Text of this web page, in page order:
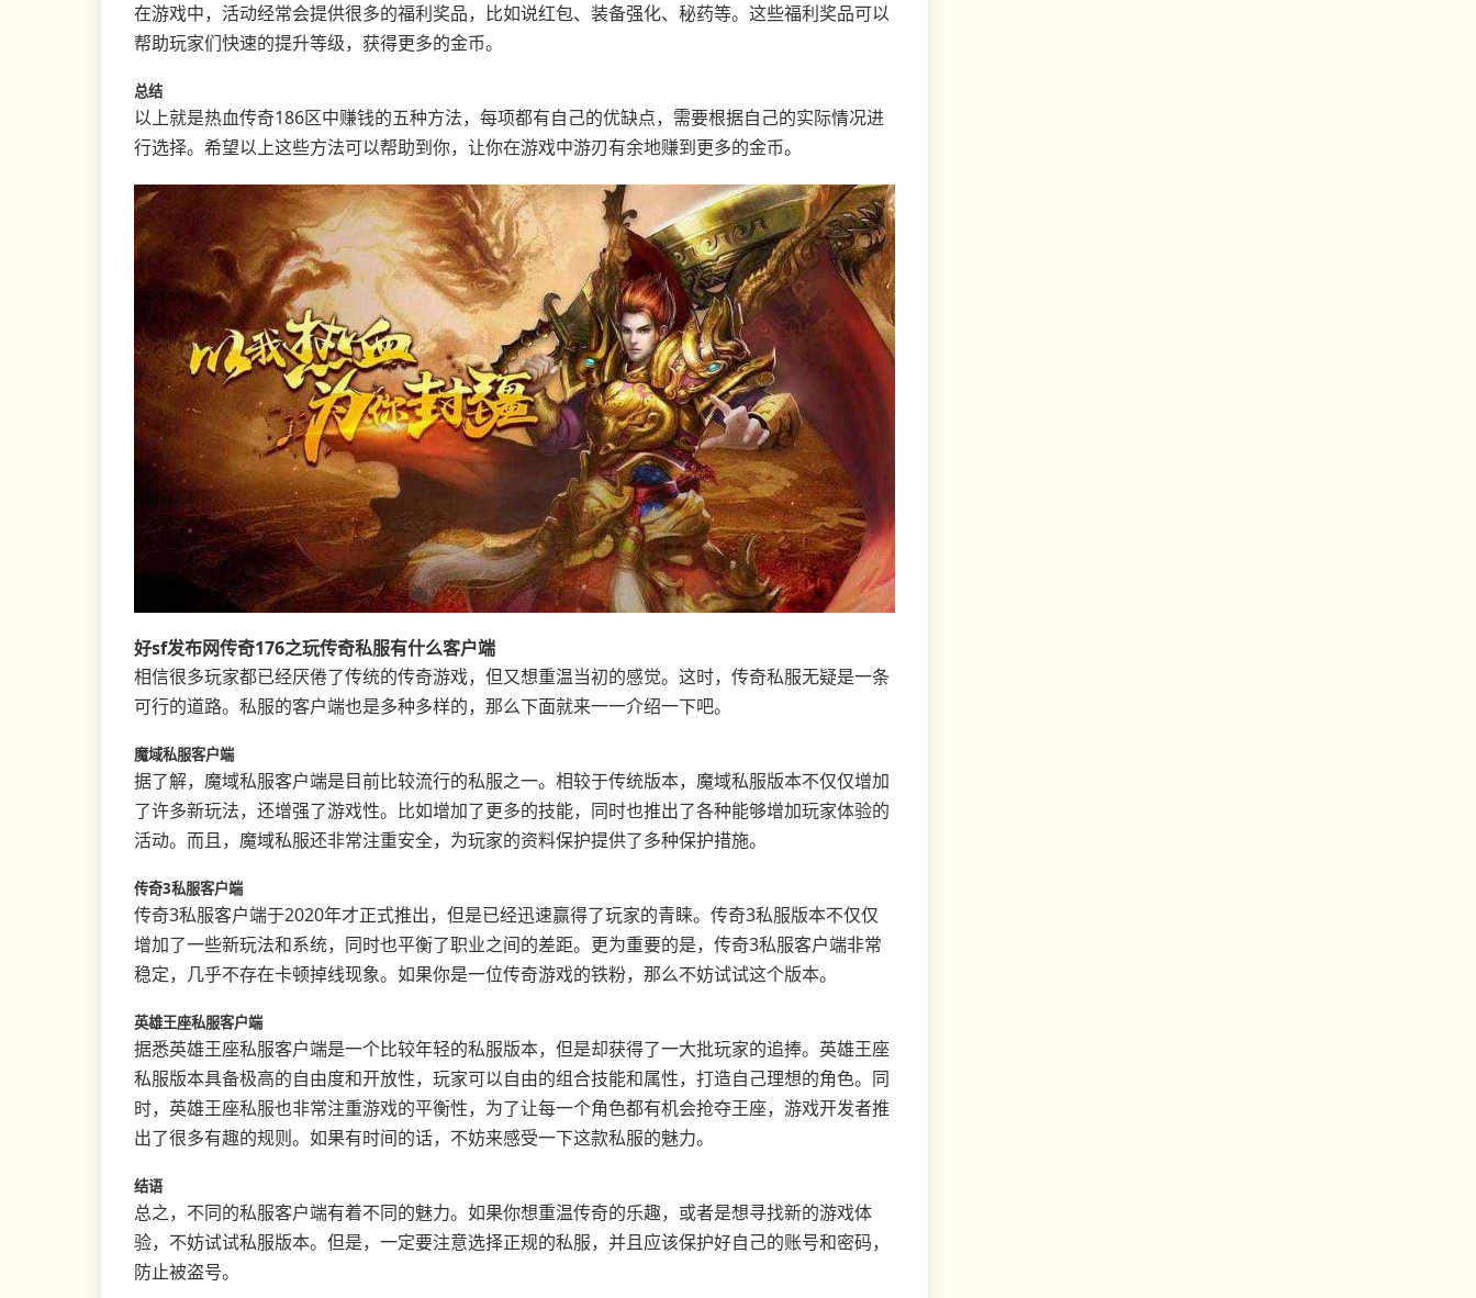
在游戏中，活动经常会提供很多的福利奖品，比如说红包、装备强化、秘药等。这些福利奖品可以
帮助玩家们快速的提升等级，获得更多的金币。
总结
以上就是热血传奇186区中赚钱的五种方法，每项都有自己的优缺点，需要根据自己的实际情况进
行选择。希望以上这些方法可以帮助到你，让你在游戏中游刃有余地赚到更多的金币。
好sf发布网传奇176之玩传奇私服有什么客户端
相信很多玩家都已经厌倦了传统的传奇游戏，但又想重温当初的感觉。这时，传奇私服无疑是一条
可行的道路。私服的客户端也是多种多样的，那么下面就来一一介绍一下吧。
魔域私服客户端
据了解，魔域私服客户端是目前比较流行的私服之一。相较于传统版本，魔域私服版本不仅仅增加
了许多新玩法，还增强了游戏性。比如增加了更多的技能，同时也推出了各种能够增加玩家体验的
活动。而且，魔域私服还非常注重安全，为玩家的资料保护提供了多种保护措施。
传奇3私服客户端
传奇3私服客户端于2020年才正式推出，但是已经迅速赢得了玩家的青睐。传奇3私服版本不仅仅
增加了一些新玩法和系统，同时也平衡了职业之间的差距。更为重要的是，传奇3私服客户端非常
稳定，几乎不存在卡顿掉线现象。如果你是一位传奇游戏的铁粉，那么不妨试试这个版本。
英雄王座私服客户端
据悉英雄王座私服客户端是一个比较年轻的私服版本，但是却获得了一大批玩家的追捧。英雄王座
私服版本具备极高的自由度和开放性，玩家可以自由的组合技能和属性，打造自己理想的角色。同
时，英雄王座私服也非常注重游戏的平衡性，为了让每一个角色都有机会抢夺王座，游戏开发者推
出了很多有趣的规则。如果有时间的话，不妨来感受一下这款私服的魅力。
结语
总之，不同的私服客户端有着不同的魅力。如果你想重温传奇的乐趣，或者是想寻找新的游戏体
验，不妨试试私服版本。但是，一定要注意选择正规的私服，并且应该保护好自己的账号和密码，
防止被盗号。